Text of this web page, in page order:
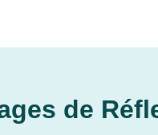
de